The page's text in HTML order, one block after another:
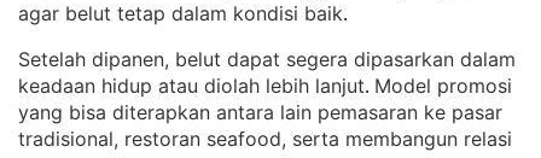
agar belut tetap dalam kondisi baik.
Setelah dipanen, belut dapat segera dipasarkan dalam
keadaan hidup atau diolah lebih lanjut. Model promosi
yang bisa diterapkan antara lain pemasaran ke pasar
tradisional, restoran seafood, serta membangun relasi